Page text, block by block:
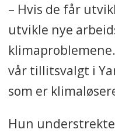
– Hvis de får
utvikle nye
vår tillitsvalgt i
som er
Hun